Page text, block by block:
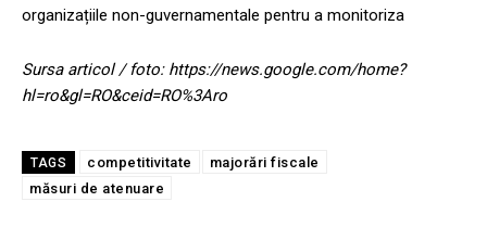
organizațiile non-guvernamentale pentru a monitoriza
Sursa articol / foto: https://news.google.com/home?
hl=ro&gl=RO&ceid=RO%3Aro
TAGS competitivitate
majorări fiscale
măsuri de atenuare